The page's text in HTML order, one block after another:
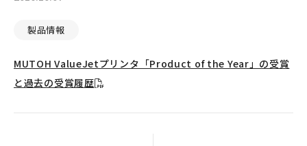
製品情報
MUTOH ValueJetプリンタ「Product of the Year」の受賞
と過去の受賞履歴